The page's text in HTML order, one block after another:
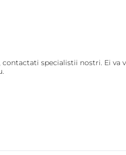
specialistii nostri. Ei va